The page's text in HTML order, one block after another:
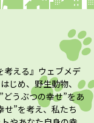
考える』ウェブメデ
じめ、野生動物、
どうぶつの幸せ”をあ
せ”を考え、私たち